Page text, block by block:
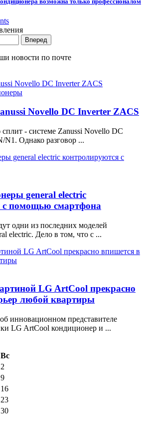
новости по почте
Novello DC Inverter ZACS
- системе Zanussi Novello DC
Однако разговор ...
general electric
с помощью смартфона
одни из последних моделей
electric. Дело в том, что с ...
LG ArtCool прекрасно
любой квартиры
инновационном представителе
LG ArtCool кондиционер и ...
Вс
2
9
16
23
30